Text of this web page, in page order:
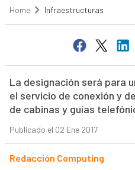
Home Infraestructuras
La designación será para
el servicio de conexión y
de cabinas y guías
Publicado el 02 Ene 2017
Redacción Computing